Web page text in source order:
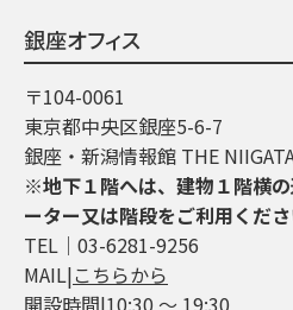
銀座オフィス
〒104-0061
東京都中央区銀座5-6-7
銀座・新潟情報館 THE
※地下１階へは、建物１階横
ーター又は階段をご利用くださ
TEL│03-6281-9256
MAIL|こちらから
開設時間|10:30 ～ 19:30